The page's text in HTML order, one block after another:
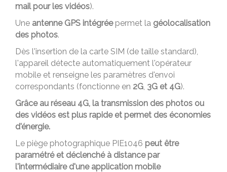
mail pour les vidéos).
Une antenne GPS intégréepermet la géolocalisation
des photos.
Dès l'insertion de la carte SIM (de taille standard),
l'appareil détecte automatiquement l'opérateur
mobile et renseigne les paramètres d'envoi
correspondants (fonctionne en 2G, 3G et 4G).
Grâce au réseau 4G, la transmission des photos ou
des vidéos est plus rapide et permet des économies
d'énergie.
Le piège photographique PIE1046 peut être
paramétré et déclenché à distance par
l'intermédiaire d'une application mobile